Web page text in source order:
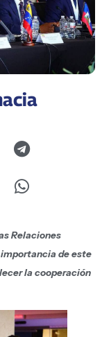
Relaciones
importancia de este
la cooperación